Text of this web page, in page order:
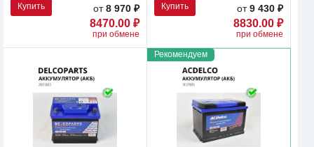
Купить от8 970 ₽
8470.00 ₽
при обмене
Купить от9 430 ₽
8830.00 ₽
при обмене
Рекомендуем